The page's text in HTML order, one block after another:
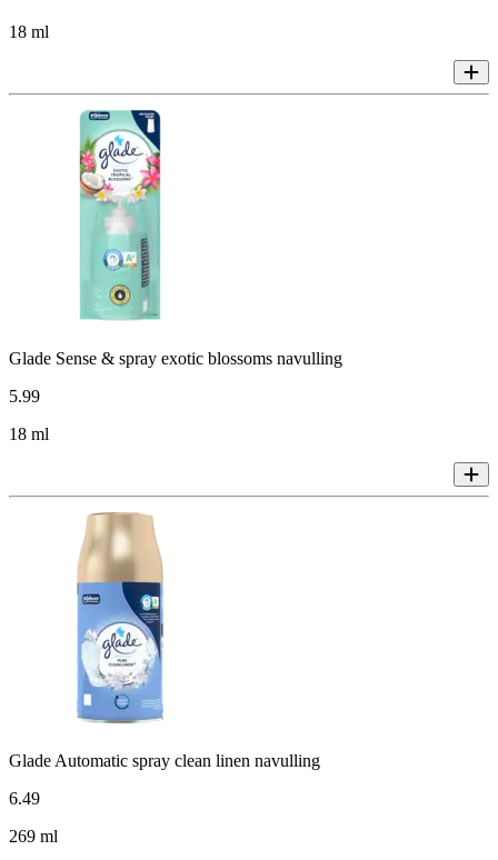
18 ml
Glade Sense & spray exotic blossoms navulling
5.99
18 ml
Glade Automatic spray clean linen navulling
6.49
269 ml